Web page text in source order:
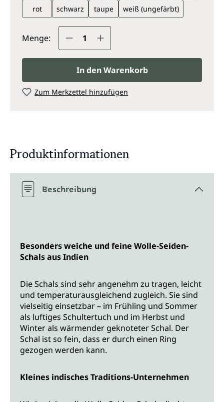
rot
schwarz taupe weiß (ungefärbt)
Menge: Produkt Anzahl: Gib den
In den Warenkorb
Zum Merkzettel hinzufügen
Produktinformationen
Beschreibung
Besonders weiche und feine Wolle-Seiden-
Schals aus Indien
Die Schals sind sehr angenehm zu tragen, leicht
und temperaturausgleichend zugleich. Sie sind
vielseitig einsetzbar – im Frühling und Sommer
als luftiges Schultertuch und im Herbst und
Winter als wärmender geknoteter Schal. Der
Schal ist so fein, dass er durch einen Ring
gezogen werden kann.
Kleines indisches Traditions-Unternehmen